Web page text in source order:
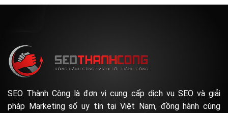
SEO Thành Công là đơn vị cung cấp dịch vụ SEO và giải
pháp Marketing số uy tín tại Việt Nam, đồng hành cùng